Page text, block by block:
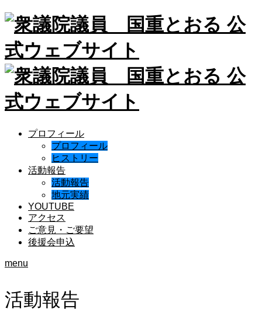
プロフィール
プロフィール
ヒストリー
活動報告
活動報告
地元実績
YOUTUBE
アクセス
ご意見・ご要望
後援会申込
menu
活動報告